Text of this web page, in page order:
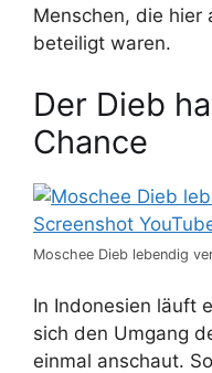
Menschen, die hier
beteiligt waren.
Der Dieb
Chance
Moschee Dieb lebendig
In Indonesien läuft
sich den Umgang
einmal anschaut.